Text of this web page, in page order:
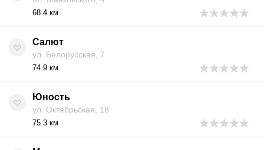
68.4 км
Салют
ул. Белорусская, 7
74.9 км
Юность
ул. Октябрьская, 18
75.3 км